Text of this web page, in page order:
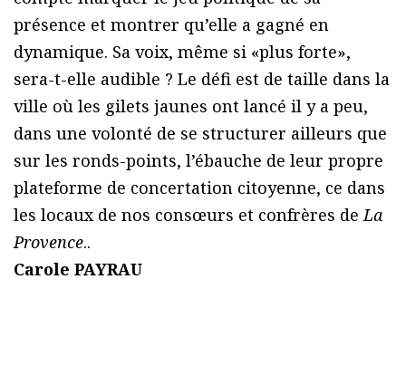
présence et montrer qu’elle a gagné en
dynamique. Sa voix, même si «plus forte»,
sera-t-elle audible ? Le défi est de taille dans la
ville où les gilets jaunes ont lancé il y a peu,
dans une volonté de se structurer ailleurs que
sur les ronds-points, l’ébauche de leur propre
plateforme de concertation citoyenne, ce dans
les locaux de nos consœurs et confrères deLa
Provence..
Carole PAYRAU